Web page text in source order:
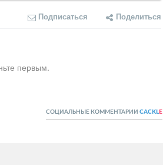
Подписаться Поделиться
первым.
СОЦИАЛЬНЫЕ КОММЕНТАРИИ CACKL E